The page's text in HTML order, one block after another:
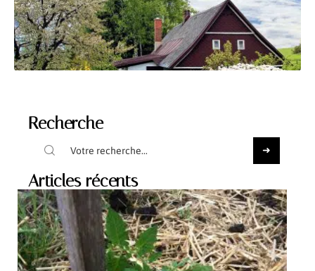
Recherche
Articles récents